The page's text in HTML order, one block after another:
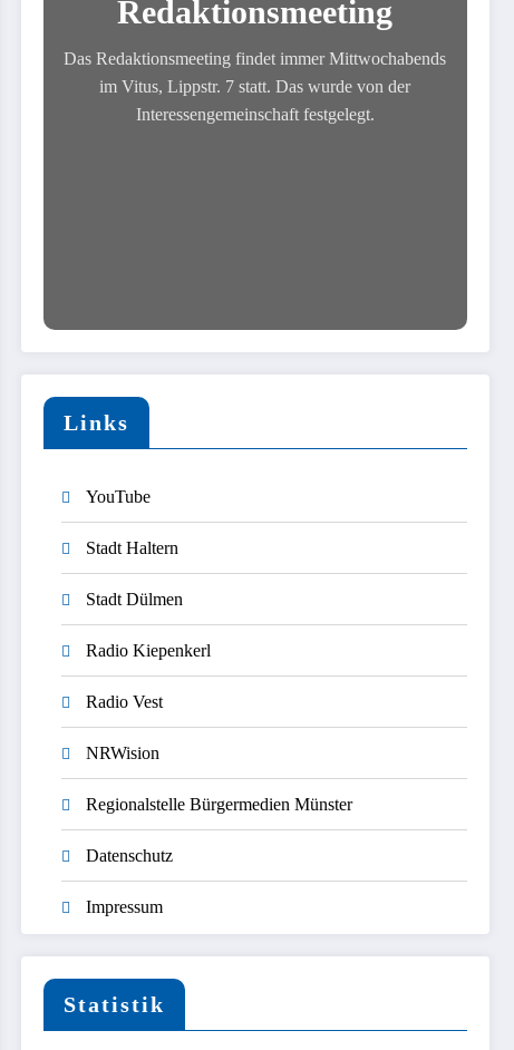
Redaktionsmeeting
Das Redaktionsmeeting findet immer Mittwochabends
im Vitus, Lippstr. 7 statt. Das wurde von der
Interessengemeinschaft festgelegt.
Links
YouTube
Stadt Haltern
Stadt Dülmen
Radio Kiepenkerl
Radio Vest
NRWision
Regionalstelle Bürgermedien Münster
Datenschutz
Impressum
Statistik